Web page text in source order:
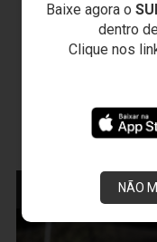
Baixe agora o
dentro
Clique nos
NÃO
NOTÍCIAS